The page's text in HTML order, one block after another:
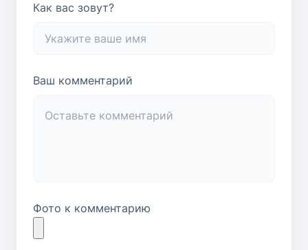
Как вас зовут?
Ваш комментарий
Фото к комментарию